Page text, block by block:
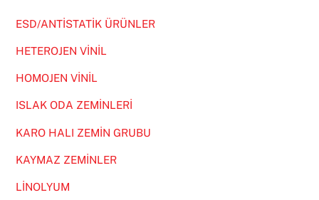
ESD/ANTİSTATİK ÜRÜNLER
HETEROJEN VİNİL
HOMOJEN VİNİL
ISLAK ODA ZEMİNLERİ
KARO HALI ZEMİN GRUBU
KAYMAZ ZEMİNLER
LİNOLYUM